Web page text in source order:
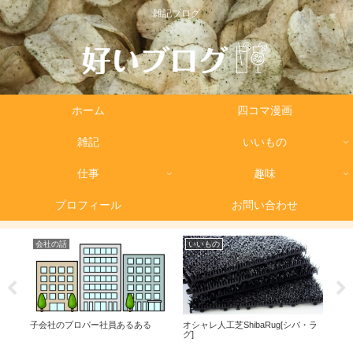
雑記ブログ
ホーム 四コマ漫画
雑記 いいもの
仕事 趣味
プロフィール お問い合わせ
シバ・ラ
雑記
国際ロマンス詐欺にあいかけた！！
雑記
尿路結石に何度もなるとこう